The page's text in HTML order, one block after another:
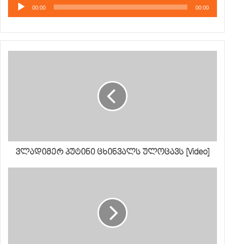
აუდიო
დამკვრელი
00:00 00:00
ვლადიმერ პუტინი ცხინვალს ულოცავს [Video]